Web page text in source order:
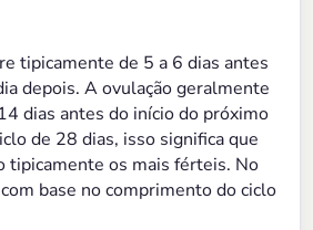
tipicamente de 5 a 6 dias antes
depois. A ovulação geralmente
dias antes do início do próximo
de 28 dias, isso significa que
tipicamente os mais férteis. No
base no comprimento do ciclo